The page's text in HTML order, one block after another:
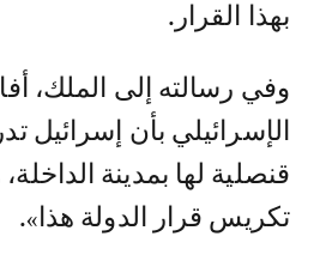
بهذا القرار.
وفي رسالته إلى الملك،
الإسرائيلي بأن إسرائيل
قنصلية لها بمدينة
تكريس قرار الدولة هذا».